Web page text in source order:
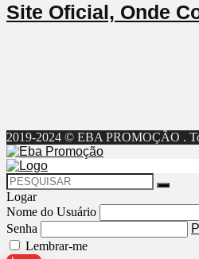
Site Oficial, Onde
2019-2024 © EBA PROMOÇÃO .
Logar
Nome do Usuário
Senha
Lembrar-me